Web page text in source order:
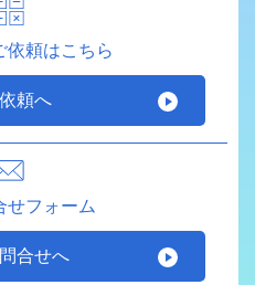
依頼はこちら
頼へ
せフォーム
合せへ